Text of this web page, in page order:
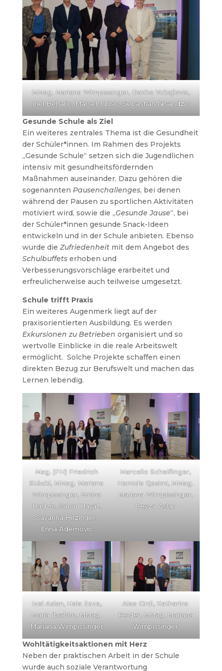
MMag. Mariana Wimpissinger, Danko Vukajlovic,
Inel Beharic, Marsel Jurisic, Sebastian Nisandzic
Gesunde Schule als Ziel
Ein weiteres zentrales Thema ist die Gesundheit
der Schüler*innen. Im Rahmen des Projekts
„Gesunde Schule“ setzen sich die Jugendlichen
intensiv mit gesundheitsfördernden
Maßnahmen auseinander. Dazu gehören die
sogenannten Pausenchallenges, bei denen
während der Pausen zu sportlichen Aktivitäten
motiviert wird, sowie die „Gesunde Jause“, bei
der Schüler*innen gesunde Snack-Ideen
entwickeln und in der Schule anbieten. Ebenso
wurde die Zufriedenheit mit dem Angebot des
Schulbuffetserhoben und
Verbesserungsvorschläge erarbeitet und
erfreulicherweise auch teilweise umgesetzt.
Schule trifft Praxis
Ein weiteres Augenmerk liegt auf der
praxisorientierten Ausbildung. Es werden
Exkursionen zu Betrieben organisiert und so
wertvolle Einblicke in die reale Arbeitswelt
ermöglicht. Solche Projekte schaffen einen
direkten Bezug zur Berufswelt und machen das
Lernen lebendig.
Mag. (FH) Friedrich
Stöckl, MMag. Mariana
Wimpissinger, Emina
Hadzic, Sahar Hayat,
Savanna Hirzinger,
Enna Ademovic
Marcello Scheiflinger,
Hamide Qasimi, MMag.
Mariana Wimpissinger,
Beyza Aslan
Izel Aslan, Hala Zaza,
Maria Ibrahim, MMag.
Mariana Wimpissinger
Aise Cirdi, Katharina
Reider, MMag. Mariana
Wimpissinger
Wohltätigkeitsaktionen mit Herz
Neben der praktischen Arbeit in der Schule
wurde auch soziale Verantwortung